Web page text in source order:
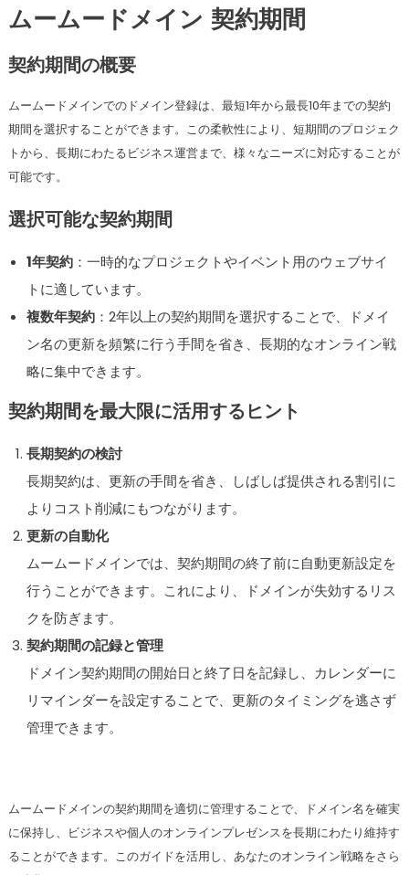
ムームードメイン 契約期間
契約期間の概要
ムームードメインでのドメイン登録は、最短1年から最長10年までの契約
期間を選択することができます。この柔軟性により、短期間のプロジェク
トから、長期にわたるビジネス運営まで、様々なニーズに対応することが
可能です。
選択可能な契約期間
1年契約：一時的なプロジェクトやイベント用のウェブサイ
トに適しています。
複数年契約：2年以上の契約期間を選択することで、ドメイ
ン名の更新を頻繁に行う手間を省き、長期的なオンライン戦
略に集中できます。
契約期間を最大限に活用するヒント
長期契約の検討
長期契約は、更新の手間を省き、しばしば提供される割引に
よりコスト削減にもつながります。
更新の自動化
ムームードメインでは、契約期間の終了前に自動更新設定を
行うことができます。これにより、ドメインが失効するリス
クを防ぎます。
契約期間の記録と管理
ドメイン契約期間の開始日と終了日を記録し、カレンダーに
リマインダーを設定することで、更新のタイミングを逃さず
管理できます。
ムームードメインの契約期間を適切に管理することで、ドメイン名を確実
に保持し、ビジネスや個人のオンラインプレゼンスを長期にわたり維持す
ることができます。このガイドを活用し、あなたのオンライン戦略をさら